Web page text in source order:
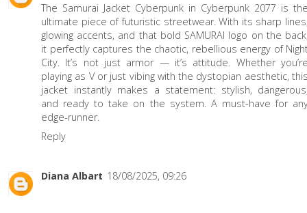
The Samurai Jacket Cyberpunk in Cyberpunk 2077 is
ultimate piece of futuristic streetwear. With its sharp
glowing accents, and that bold SAMURAI logo on the
it perfectly captures the chaotic, rebellious energy of
City. It’s not just armor — it’s attitude. Whether
playing as V or just vibing with the dystopian aesthetic,
jacket instantly makes a statement: stylish,
and ready to take on the system. A must-have for
edge-runner.
Reply
Diana Albart 18/08/2025, 09:26